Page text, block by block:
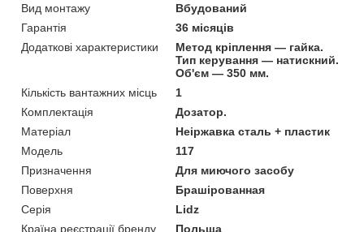
Вид монтажу
Вбудований
Гарантія
36 місяців
Додаткові характеристики
Метод кріплення — гайка.
Тип керування — натискний.
Об'єм — 350 мм.
Кількість вантажних місць
1
Комплектація
Дозатор.
Матеріал
Неіржавка сталь + пластик
Мoдель
117
Призначення
Для миючого засобу
Поверхня
Брашірованная
Серія
Lidz
Країна реєстрації бренду
Польща